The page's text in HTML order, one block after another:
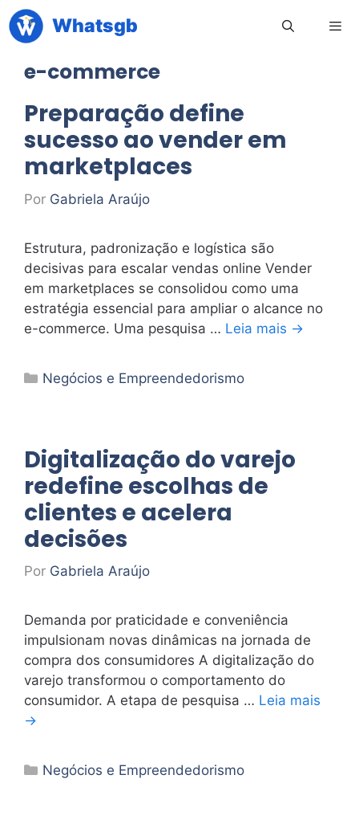
Pular
para
conteúdo
Whatsgb
e-commerce
Preparação define
sucesso ao vender em
marketplaces
Por Gabriela Araújo
Estrutura, padronização e logística são
decisivas para escalar vendas online Vender
em marketplaces se consolidou como uma
estratégia essencial para ampliar o alcance no
e-commerce. Uma pesquisa … Leia mais →
Categorias
Negócios e Empreendedorismo
Digitalização do varejo
redefine escolhas de
clientes e acelera
decisões
Por Gabriela Araújo
Demanda por praticidade e conveniência
impulsionam novas dinâmicas na jornada de
compra dos consumidores A digitalização do
varejo transformou o comportamento do
consumidor. A etapa de pesquisa … Leia mais
→
Categorias
Negócios e Empreendedorismo